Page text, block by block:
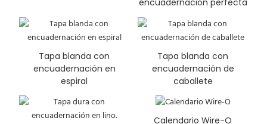
encuadernación perfecta
Tapa blanda con
encuadernación en
espiral
Tapa blanda con
encuadernación de
caballete
Calendario Wire-O